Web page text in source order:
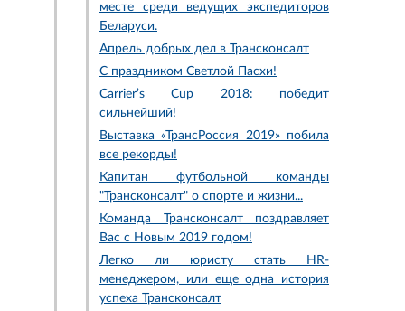
месте среди ведущих экспедиторов
Беларуси.
Апрель добрых дел в Трансконсалт
С праздником Светлой Пасхи!
Carrier’s Cup 2018: победит
сильнейший!
Выставка «ТрансРоссия 2019» побила
все рекорды!
Капитан футбольной команды
"Трансконсалт" о спорте и жизни...
Команда Трансконсалт поздравляет
Вас с Новым 2019 годом!
Легко ли юристу стать HR-
менеджером, или еще одна история
успеха Трансконсалт